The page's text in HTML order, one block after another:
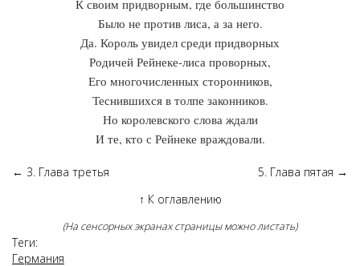
К своим придворным, где большинство
Было не против лиса, а за него.
Да. Король увидел среди придворных
Родичей Рейнеке-лиса проворных,
Его многочисленных сторонников,
Теснившихся в толпе законников.
Но королевского слова ждали
И те, кто с Рейнеке враждовали.
← 3. Глава третья 5. Глава пятая →
↑ К оглавлению
(На сенсорных экранах страницы можно листать)
Теги:
Германия